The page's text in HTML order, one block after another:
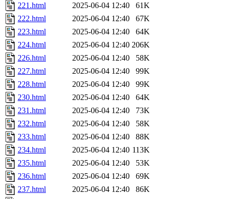
221.html
2025-06-04 12:40
61K
222.html
2025-06-04 12:40
67K
223.html
2025-06-04 12:40
64K
224.html
2025-06-04 12:40 206K
226.html
2025-06-04 12:40
58K
227.html
2025-06-04 12:40
99K
228.html
2025-06-04 12:40
99K
230.html
2025-06-04 12:40
64K
231.html
2025-06-04 12:40
73K
232.html
2025-06-04 12:40
58K
233.html
2025-06-04 12:40
88K
234.html
2025-06-04 12:40 113K
235.html
2025-06-04 12:40
53K
236.html
2025-06-04 12:40
69K
237.html
2025-06-04 12:40
86K